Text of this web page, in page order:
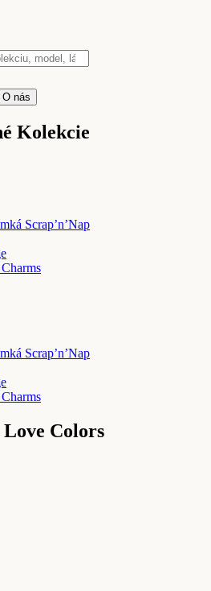
O nás
Kolekcie
Scrap’n’Nap
Scrap’n’Nap
Colors